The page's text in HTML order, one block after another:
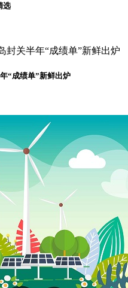
选
“成绩单”新鲜出炉